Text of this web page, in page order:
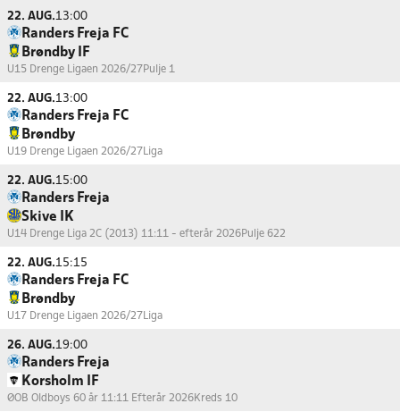
22. AUG.13:00
Randers Freja FC
Brøndby IF
U15 Drenge Ligaen 2026/27 Pulje 1
22. AUG.13:00
Randers Freja FC
Brøndby
U19 Drenge Ligaen 2026/27 Liga
22. AUG.15:00
Randers Freja
Skive IK
U14 Drenge Liga 2C (2013) 11:11 - efterår 2026Pulje 622
22. AUG.15:15
Randers Freja FC
Brøndby
U17 Drenge Ligaen 2026/27 Liga
26. AUG.19:00
Randers Freja
Korsholm IF
ØOB Oldboys 60 år 11:11 Efterår 2026Kreds 10